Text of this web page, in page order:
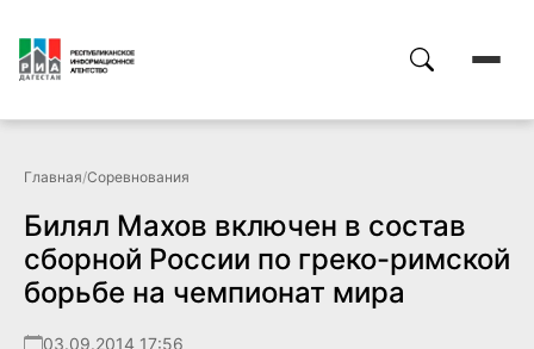
Главная/Соревнования
Билял Махов включен в состав
сборной России по греко-римской
борьбе на чемпионат мира
03.09.2014 17:56